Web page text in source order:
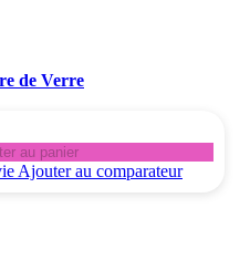
de Verre
au panier
Ajouter au comparateur